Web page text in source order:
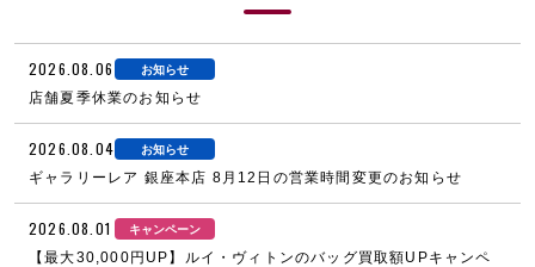
2026.08.06 お知らせ
店舗夏季休業のお知らせ
2026.08.04 お知らせ
ギャラリーレア 銀座本店 8月12日の営業時間変更のお知らせ
2026.08.01 キャンペーン
【最大30,000円UP】ルイ・ヴィトンのバッグ買取額UPキャンペ